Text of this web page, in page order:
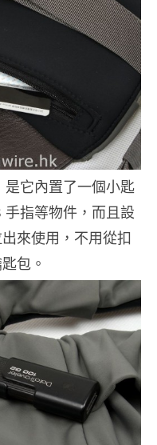
它內置了一個小匙
指等物件，而且設
來使用，不用從扣
包。